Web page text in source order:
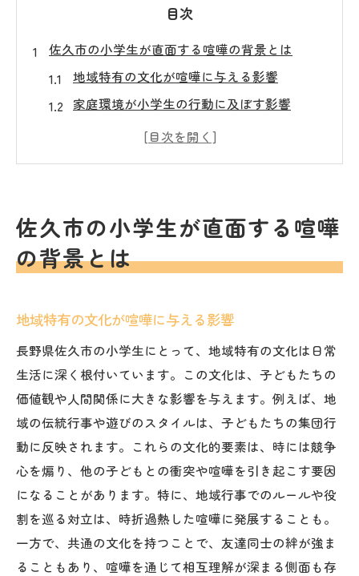
目次
佐久市の小学生が直面する喧嘩の背景とは
地域特有の文化が喧嘩に与える影響
家庭環境が小学生の行動に及ぼす影響
学校内での人間関係と喧嘩の関連性
小学生のこだわりが喧嘩に与える影響を考察す
る
価値観の違いが喧嘩を招く要因
交友関係に現れるこだわりの傾向
こだわりが喧嘩の頻度に及ぼす影響
自己表現の一環としてのこだわり
こだわりの強さが友情に与える影響
集団生活における小学生の他害行為のメカニズ
ム
他害行為が生まれる環境的要因
心理的ストレスが他害行為を誘発する理由
集団内の力関係が他害行為に影響を及ぼす
佐久市の小学生が直面する喧嘩
の背景とは
地域特有の文化が喧嘩に与える影響
長野県佐久市の小学生にとって、地域特有の文化は日常
生活に深く根付いています。この文化は、子どもたちの
価値観や人間関係に大きな影響を与えます。例えば、地
域の伝統行事や遊びのスタイルは、子どもたちの集団行
動に反映されます。これらの文化的要素は、時には競争
心を煽り、他の子どもとの衝突や喧嘩を引き起こす要因
になることがあります。特に、地域行事でのルールや役
割を巡る対立は、時折過熱した喧嘩に発展することも。
一方で、共通の文化を持つことで、友達同士の絆が強ま
ることもあり、喧嘩を通じて相互理解が深まる側面も存